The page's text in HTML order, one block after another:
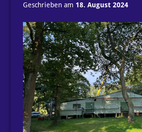
Geschrieben am 18. August 2024